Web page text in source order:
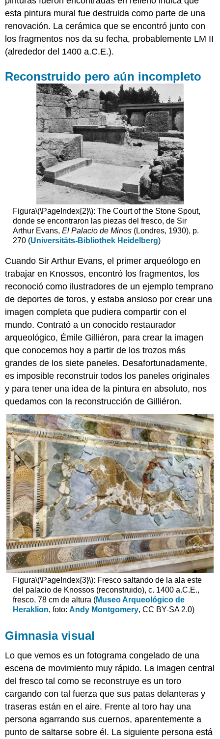
esta pintura mural fue destruida como parte de una
renovación. La cerámica que se encontró junto con
los fragmentos nos da su fecha, probablemente LM II
(alrededor del 1400 a.C.E.).
Reconstruido pero aún incompleto
Figura\(\PageIndex{2}\): The Court of the Stone Spout,
donde se encontraron las piezas del fresco, de Sir
Arthur Evans, El Palacio de Minos(Londres, 1930), p.
270 (Universitäts-Bibliothek Heidelberg)
Cuando Sir Arthur Evans, el primer arqueólogo en
trabajar en Knossos, encontró los fragmentos, los
reconoció como ilustradores de un ejemplo temprano
de deportes de toros, y estaba ansioso por crear una
imagen completa que pudiera compartir con el
mundo. Contrató a un conocido restaurador
arqueológico, Émile Gilliéron, para crear la imagen
que conocemos hoy a partir de los trozos más
grandes de los siete paneles. Desafortunadamente,
es imposible reconstruir todos los paneles originales
y para tener una idea de la pintura en absoluto, nos
quedamos con la reconstrucción de Gilliéron.
Figura\(\PageIndex{3}\): Fresco saltando de la ala este
del palacio de Knossos (reconstruido), c. 1400 a.C.E.,
fresco, 78 cm de altura (Museo Arqueológico de
Heraklion, foto: Andy Montgomery, CC BY-SA 2.0)
Gimnasia visual
Lo que vemos es un fotograma congelado de una
escena de movimiento muy rápido. La imagen central
del fresco tal como se reconstruye es un toro
cargando con tal fuerza que sus patas delanteras y
traseras están en el aire. Frente al toro hay una
persona agarrando sus cuernos, aparentemente a
punto de saltarse sobre él. La siguiente persona está